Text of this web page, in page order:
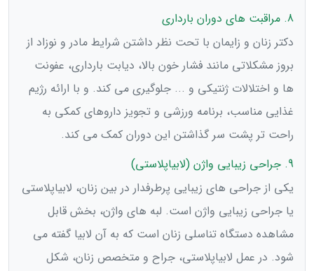
8. مراقبت های دوران بارداری
دکتر زنان و زایمان با تحت نظر داشتن شرایط مادر و نوزاد از
بروز مشکلاتی مانند فشار خون بالا، دیابت بارداری، عفونت
ها و اختلالات ژنتیکی و ... جلوگیری می کند. و با ارائه رژیم
غذایی مناسب، برنامه ورزشی و تجویز داروهای کمکی به
راحت تر پشت سر گذاشتن این دوران کمک می کند.
9. جراحی زیبایی واژن (لابیاپلاستی)
یکی از جراحی های زیبایی پرطرفدار در بین زنان، لابیاپلاستی
یا جراحی زیبایی واژن است. لبه های واژن، بخش قابل
مشاهده دستگاه تناسلی زنان است که به آن لابیا گفته می
شود. در عمل لابیاپلاستی، جراح و متخصص زنان، شکل